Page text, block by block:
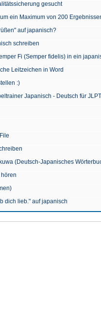
gesucht
ein Maximum von 200
auf japanisch?
schreiben
Fi (Semper fidelis) in ein
Leitzeichen in Word
:)
Japanisch - Deutsch für
(Deutsch-Japanisches
dich lieb." auf japanisch